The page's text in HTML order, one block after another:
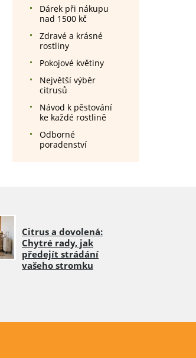
Dárek při nákupu
nad 1500 kč
Zdravé a krásné
rostliny
Pokojové květiny
Největší výběr
citrusů
Návod k pěstování
ke každé rostlině
Odborné
poradenství
Citrus a dovolená:
Chytré rady, jak
předejít strádání
vašeho stromku